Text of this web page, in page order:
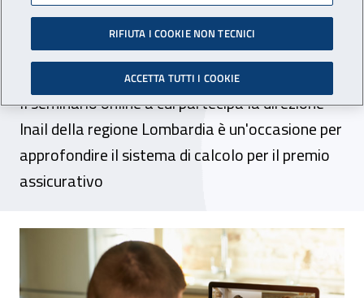
Autoliquidazione Inail
2021/2022
Il seminario online a cui partecipa la direzione
Inail della regione Lombardia è un'occasione per
approfondire il sistema di calcolo per il premio
assicurativo
Webinar DR Lombardia -
RIFIUTA I COOKIE NON TECNICI
ACCETTA TUTTI I COOKIE